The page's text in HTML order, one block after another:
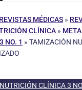
REVISTAS MÉDICAS »
CLÍNICA »
NO. 1 » TAMIZACIÓN
CLÍNICA 3